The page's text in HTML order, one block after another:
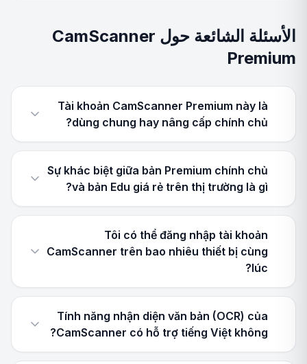
الأسئلة الشائعة حول CamScanner
Premium
Tài khoản CamScanner Premium này là
dùng chung hay nâng cấp chính chủ?
Sự khác biệt giữa bản Premium chính chủ
và bản Edu giá rẻ trên thị trường là gì?
Tôi có thể đăng nhập tài khoản
CamScanner trên bao nhiêu thiết bị cùng
lúc?
Tính năng nhận diện văn bản (OCR) của
CamScanner có hỗ trợ tiếng Việt không?